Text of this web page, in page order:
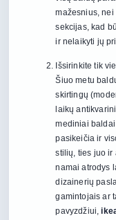
mažesnius,
sekcijas, kad
ir nelaikyti jų
Išsirinkite tik
Šiuo metu
skirtingų
laikų
mediniai
pasikeičia ir
stilių, ties juo ir
namai atrodys
dizainerių
gamintojais ar
pavyzdžiui,